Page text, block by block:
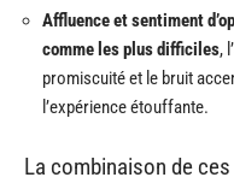
Affluence et sentiment
comme les plus difficiles,
promiscuité et le bruit
l’expérience étouffante.
La combinaison de